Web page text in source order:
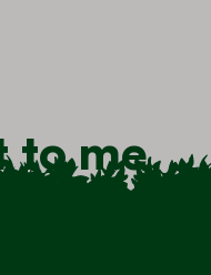
verwalten, gibt es
die den Preis in die
das beste Preis-
to me